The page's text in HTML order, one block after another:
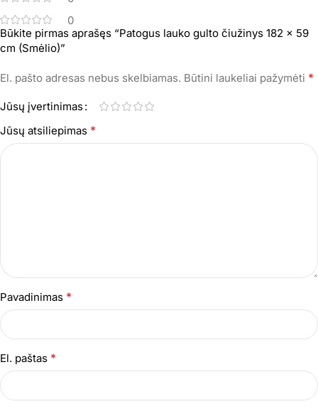
0
Būkite pirmas aprašęs “Patogus lauko gulto čiužinys 182 x 59
cm (Smėlio)”
El. pašto adresas nebus skelbiamas. Būtini laukeliai pažymėti *
Jūsų įvertinimas
Jūsų atsiliepimas *
Pavadinimas *
El. paštas *